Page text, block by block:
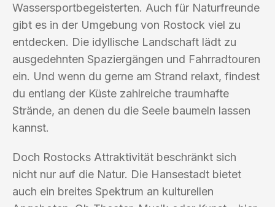
Wassersportbegeisterten. Auch für Naturfreunde
gibt es in der Umgebung von Rostock viel zu
entdecken. Die idyllische Landschaft lädt zu
ausgedehnten Spaziergängen und Fahrradtouren
ein. Und wenn du gerne am Strand relaxt, findest
du entlang der Küste zahlreiche traumhafte
Strände, an denen du die Seele baumeln lassen
kannst.
Doch Rostocks Attraktivität beschränkt sich
nicht nur auf die Natur. Die Hansestadt bietet
auch ein breites Spektrum an kulturellen